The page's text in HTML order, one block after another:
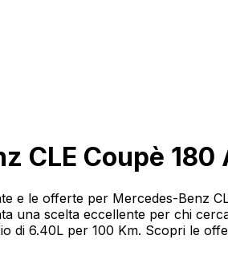
CLE Coupè 180
e le offerte per Mercedes-Benz
una scelta eccellente per chi
di 6.40L per 100 Km. Scopri le